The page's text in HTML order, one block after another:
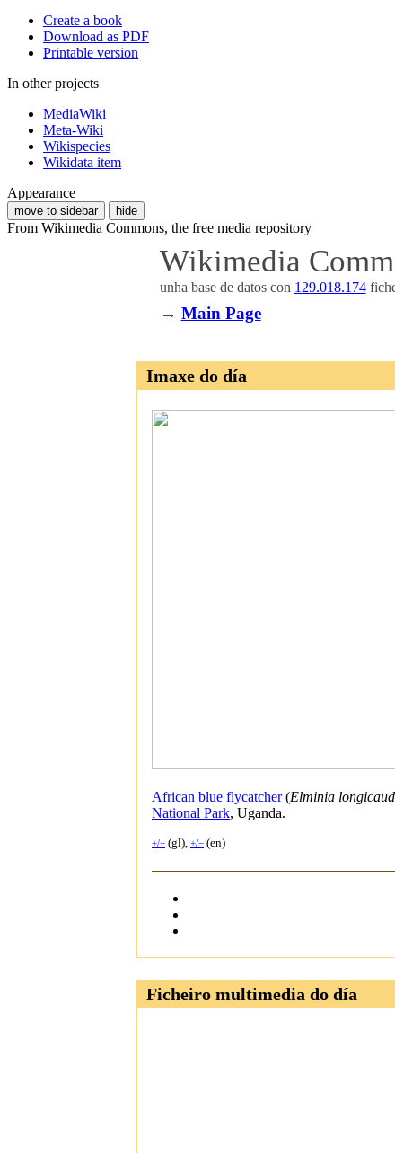
Create a book
Download as PDF
Printable version
In other projects
MediaWiki
Meta-Wiki
Wikispecies
Wikidata item
Appearance
move to sidebar hide
From Wikimedia Commons, the free media repository
Wikimedia
unha base de datos con 129.018.174
→ Main Page
Imaxe do día
African blue flycatcher(Elminia
National Park, Uganda.
+/− (gl), +/− (en)
Ficheiro multimedia do día